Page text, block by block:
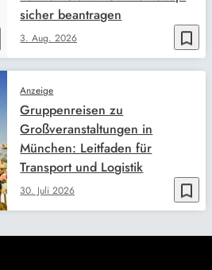
bookmark_border
3. Aug. 2026
sicher beantragen
bookmark_border
Anzeige
30. Juli 2026
Gruppenreisen zu
Großveranstaltungen in
München: Leitfaden für
Transport und Logistik